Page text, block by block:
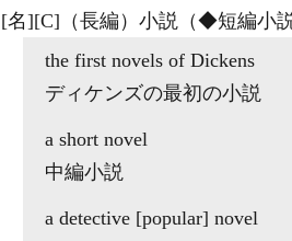
[名][C] （長編）小説（◆短編小
the first novels of Dickens
ディケンズの最初の小説
a short novel
中編小説
a detective [popular] novel